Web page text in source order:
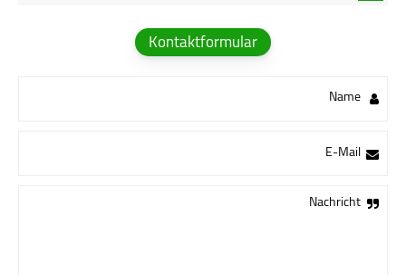
Kontaktformular
Name
E-Mail
Nachricht